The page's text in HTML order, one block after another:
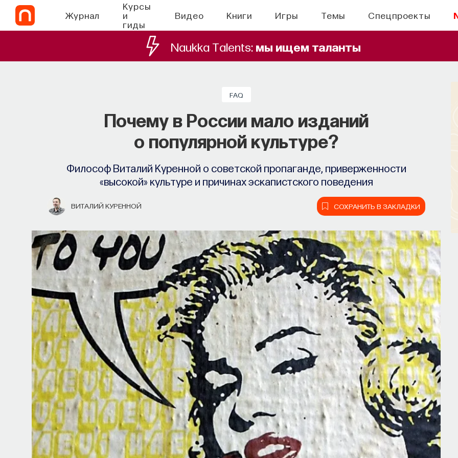
Журнал
Курсы
и
гиды
Видео Книги Игры Темы Спецпроекты
Naukka Talents: мы ищем таланты
FAQ
Почему в России мало изданий
о популярной культуре?
Философ Виталий Куренной о советской пропаганде, приверженности
«высокой» культуре и причинах эскапистского поведения
ВИТАЛИЙ КУРЕННОЙ СОХРАНИТЬ В ЗАКЛАДКИ
Talents
Основатель ПостНауки Ивар Максутов запускает сервис, который поможет
найти свою нишу в глобальных deep tech и биотех компаниях